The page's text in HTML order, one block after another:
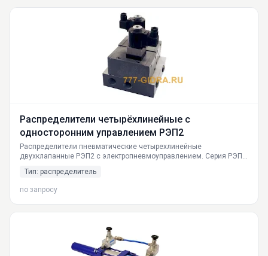
Распределители четырёхлинейные с
односторонним управлением РЭП2
Распределители пневматические четырехлинейные
двухклапанные РЭП2 с электропневмоуправлением. Серия РЭП2-
виброустойчивость. Поставка по всей России от производителя
Тип: распределитель
по запросу